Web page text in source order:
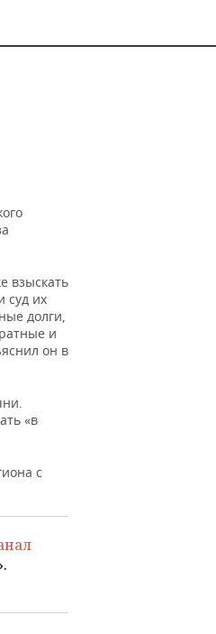
взыскать
суд их
долги,
и
он в
«в
с